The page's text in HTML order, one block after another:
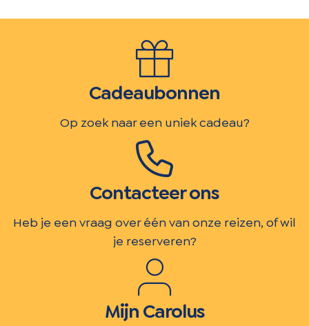
Cadeaubonnen
Op zoek naar een uniek cadeau?
Contacteer ons
Heb je een vraag over één van onze reizen, of wil
je reserveren?
Mijn Carolus